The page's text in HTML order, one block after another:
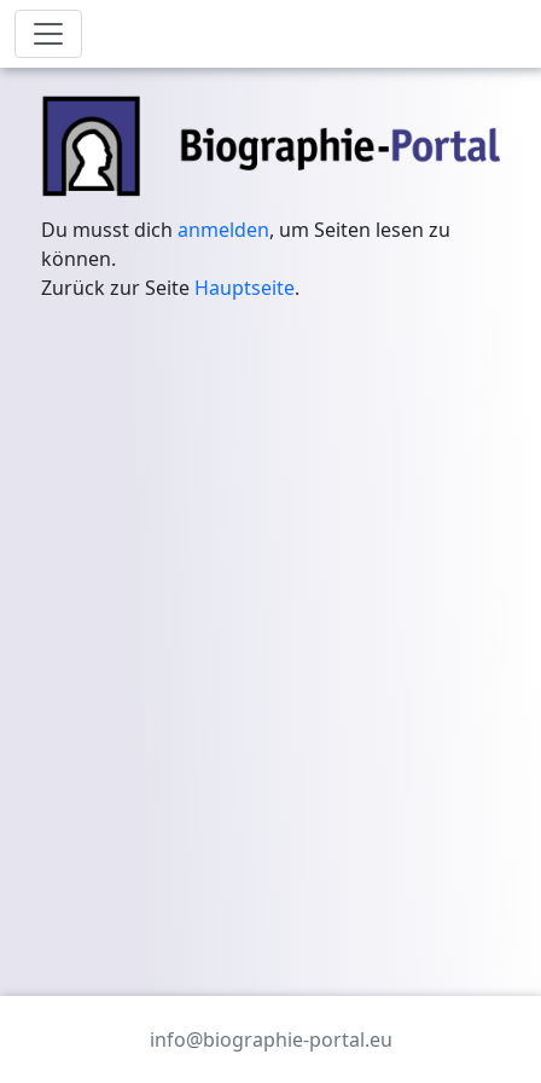
Du musst dichanmelden, um Seiten lesen zu
können.
Zurück zur Seite Hauptseite.
info@biographie-portal.eu